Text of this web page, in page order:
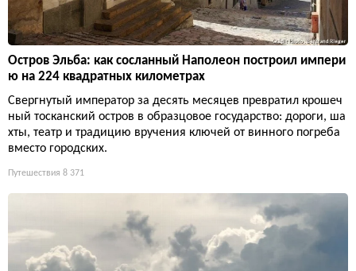
Остров Эльба: как сосланный Наполеон построил импери
ю на 224 квадратных километрах
Свергнутый император за десять месяцев превратил крошеч
ный тосканский остров в образцовое государство: дороги, ша
хты, театр и традицию вручения ключей от винного погреба
вместо городских.
Путешествия 8 371